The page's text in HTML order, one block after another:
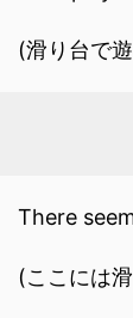
(滑り台で
There
(ここには